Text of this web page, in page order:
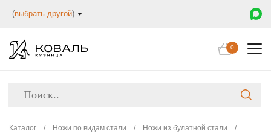
(выбрать другой)
0
Каталог / Ножи по видам стали / Ножи из булатной стали
/